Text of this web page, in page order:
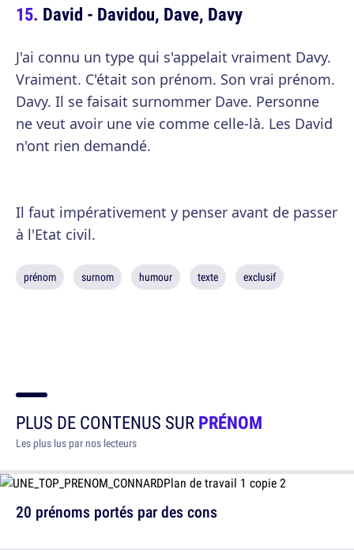
David - Davidou, Dave, Davy
J'ai connu un type qui s'appelait vraiment Davy.
Vraiment. C'était son prénom. Son vrai prénom.
Davy. Il se faisait surnommer Dave. Personne
ne veut avoir une vie comme celle-là. Les David
n'ont rien demandé.
Il faut impérativement y penser avant de passer
à l'Etat civil.
prénom surnom humour texte exclusif
PLUS DE CONTENUS SURPRÉNOM
Les plus lus par nos lecteurs
20 prénoms portés par des cons